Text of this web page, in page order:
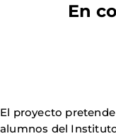
En
El proyecto
alumnos del